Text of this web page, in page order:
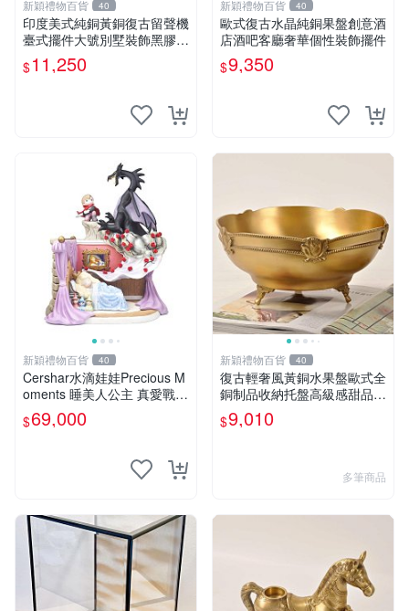
新穎禮物百貨 40
印度美式純銅黃銅復古留聲機
臺式擺件大號別墅裝飾黑膠唱
片機
$11,250
新穎禮物百貨 40
歐式復古水晶純銅果盤創意酒
店酒吧客廳奢華個性裝飾擺件
$9,350
新穎禮物百貨 40
Cershar水滴娃娃Precious M
oments 睡美人公主 真愛戰勝
一切 擺件
$69,000
新穎禮物百貨 40
復古輕奢風黃銅水果盤歐式全
銅制品收納托盤高級感甜品臺
裝飾擺件
$9,010
多筆商品